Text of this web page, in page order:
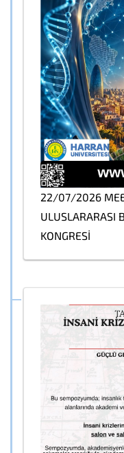
22/07/2026
ULUSLARARASI
KONGRESİ